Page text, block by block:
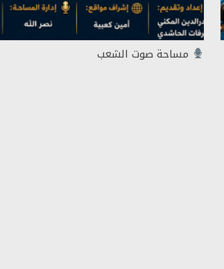
مساحة صوت الشعب